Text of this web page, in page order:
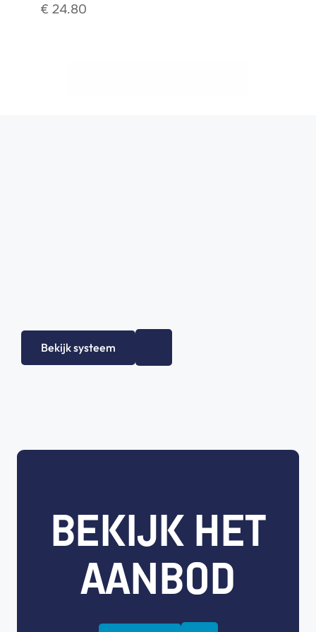
€ 24.80
Bekijk systeem
BEKIJK HET
AANBOD